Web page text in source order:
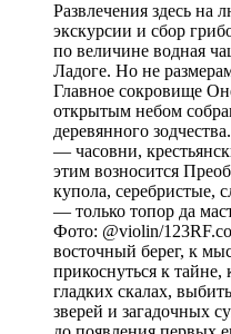
Развлечения здесь на
экскурсии и сбор
по величине водная
Ладоге. Но не
Главное сокровище
открытым небом
деревянного
— часовни,
этим возносится
купола, серебристые,
— только топор да
Фото: @violin/
восточный берег, к
прикоснуться к тайне,
гладких скалах,
зверей и загадочных